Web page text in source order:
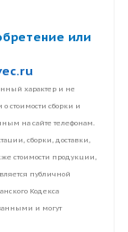
или
характер и не
сборки и
на сайте телефонам.
сборки, доставки,
стоимости продукции,
публичной
Кодекса
и могут